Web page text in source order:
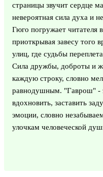
страницы звучит сердце
невероятная сила духа и
Гюго погружает
приоткрывая завесу того
улиц, где судьбы
Сила дружбы, доброты и
каждую строку, словно
равнодушным. "Гаврош" -
вдохновить, заставить
эмоции, словно
улочкам человеческой